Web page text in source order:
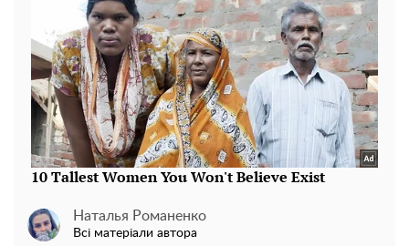
Наталья Романенко
Всі матеріали автора